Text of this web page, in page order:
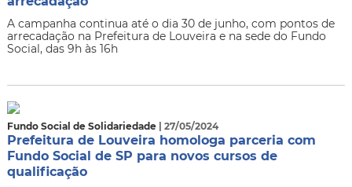
A campanha continua até o dia 30 de junho, com pontos de
arrecadação na Prefeitura de Louveira e na sede do Fundo
Social, das 9h às 16h
Fundo Social de Solidariedade | 27/05/2024
Prefeitura de Louveira homologa parceria com
Fundo Social de SP para novos cursos de
qualificação